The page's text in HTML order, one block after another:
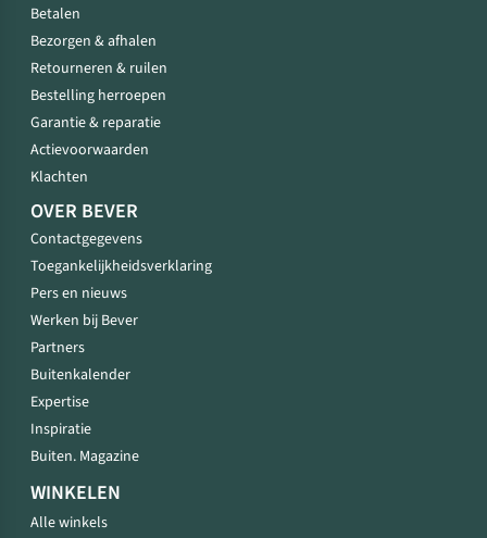
Betalen
Bezorgen & afhalen
Retourneren & ruilen
Bestelling herroepen
Garantie & reparatie
Actievoorwaarden
Klachten
OVER BEVER
Contactgegevens
Toegankelijkheidsverklaring
Pers en nieuws
Werken bij Bever
Partners
Buitenkalender
Expertise
Inspiratie
Buiten. Magazine
WINKELEN
Alle winkels